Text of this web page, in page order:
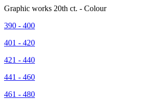
Graphic works 20th ct. - Colour
390 - 400
401 - 420
421 - 440
441 - 460
461 - 480